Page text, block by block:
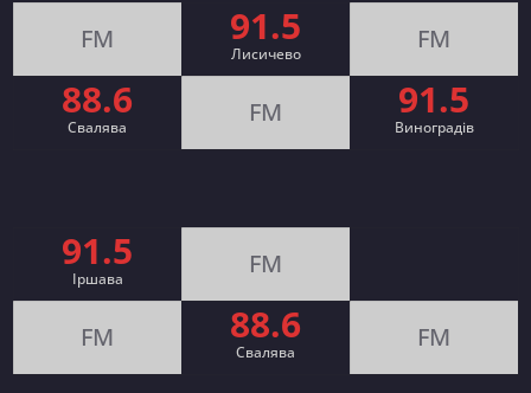
FM 91.5
Лисичево FM
88.6
Свалява FM 91.5
Виноградів
91.5
Іршава FM
FM 88.6
Cвалява FM